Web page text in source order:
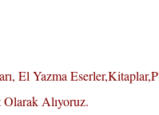
El Yazma
Alıyoruz.